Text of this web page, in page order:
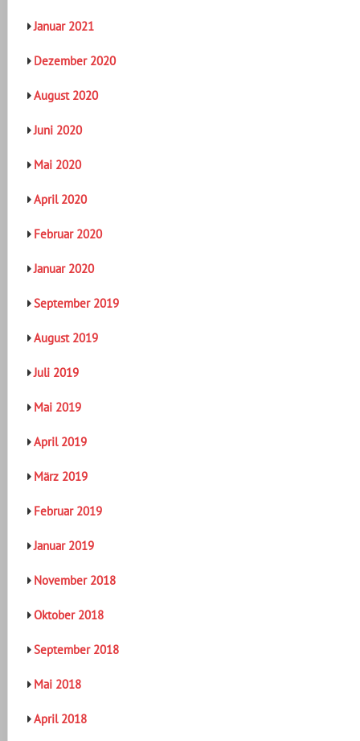
Januar 2021
Dezember 2020
August 2020
Juni 2020
Mai 2020
April 2020
Februar 2020
Januar 2020
September 2019
August 2019
Juli 2019
Mai 2019
April 2019
März 2019
Februar 2019
Januar 2019
November 2018
Oktober 2018
September 2018
Mai 2018
April 2018